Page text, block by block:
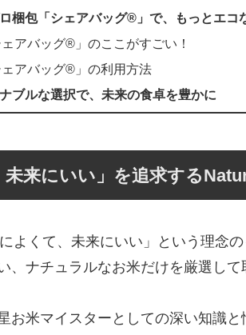
梱包「シェアバッグ®︎」で、もっとエコ
ェアバッグ®︎」のここがすごい！
ェアバッグ®︎」の利用方法
ブルな選択で、未来の食卓を豊かに
未来にいい」を追求する
よくて、未来にいい」という理念
、ナチュラルなお米だけを厳選して
お米マイスターとしての深い知識